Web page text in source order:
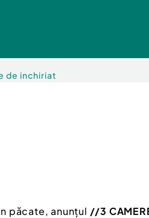
de inchiriat
păcate, anunțul //3